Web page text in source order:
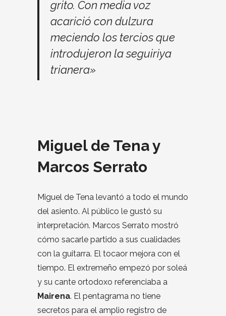
grito. Con media voz
acarició con dulzura
meciendo los tercios que
introdujeron la seguiriya
trianera»
Miguel de Tena y
Marcos Serrato
Miguel de Tena levantó a todo el mundo
del asiento. Al público le gustó su
interpretación. Marcos Serrato mostró
cómo sacarle partido a sus cualidades
con la guitarra. El tocaor mejora con el
tiempo. El extremeño empezó por soleá
y su cante ortodoxo referenciaba a
Mairena. El pentagrama no tiene
secretos para el amplio registro de